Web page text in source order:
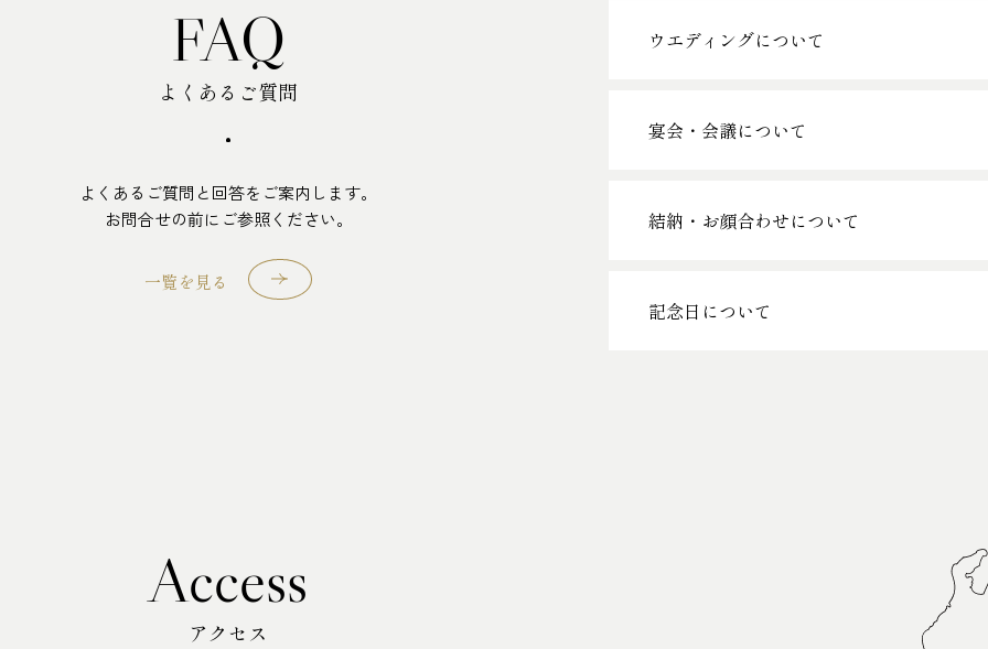
ウエディング
記念日
樫野倶楽部について
FAQ
よくあるご質問
よくあるご質問と回答をご案内します。
お問合せの前にご参照ください。
一覧を見る
ウエディングについて
宴会・会議について
結納・お顔合わせについて
記念日について
Access
アクセス